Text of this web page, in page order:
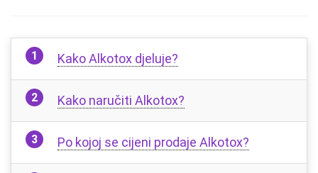
Kako Alkotox djeluje?
Kako naručiti Alkotox?
Po kojoj se cijeni prodaje Alkotox?